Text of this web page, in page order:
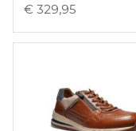
€ 329,95